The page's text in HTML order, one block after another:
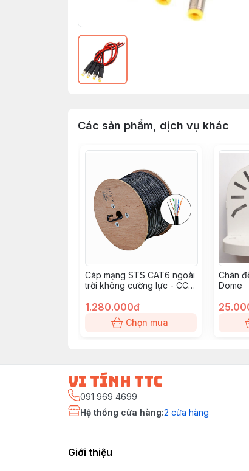
Các sản phẩm, dịch vụ khác
Cáp mạng STS CAT6 ngoài
trời không cường lực - CCA
1.280.000đ
Chọn mua
Chân
Dome
vi tính ttc
091 969 4699
Hệ thống cửa hàng:2 cửa hàng
Giới thiệu